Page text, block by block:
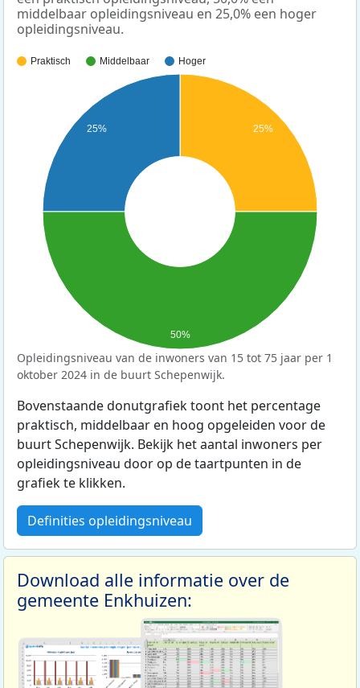
middelbaar opleidingsniveau en 25,0% een hoger
opleidingsniveau.
Praktisch Middelbaar Hoger
25%
25%
50%
Opleidingsniveau van de inwoners van 15 tot 75 jaar per 1
oktober 2024 in de buurt Schepenwijk.
Bovenstaande donutgrafiek toont het percentage
praktisch, middelbaar en hoog opgeleiden voor de
buurt Schepenwijk. Bekijk het aantal inwoners per
opleidingsniveau door op de taartpunten in de
grafiek te klikken.
Definities opleidingsniveau
Download alle informatie over de
gemeente Enkhuizen: